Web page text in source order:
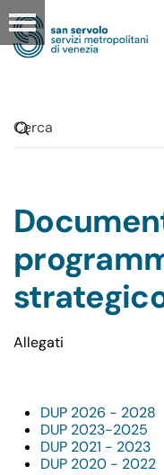
Skip to main
Allegati
DUP 2026 - 2028
DUP 2023-2025
DUP 2021 - 2023
DUP 2020 - 2022